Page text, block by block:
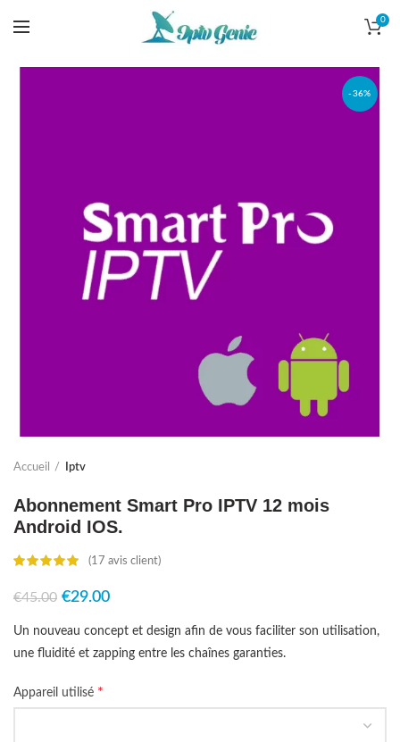
0
-36%
Accueil Iptv
Abonnement Smart Pro IPTV 12 mois
Android IOS.
(17 avis client)
€45.00 Le
initial
était :
€29.00Le
actuel
est :
Un nouveau concept et design afin de vous faciliter son utilisation,
une fluidité et zapping entre les chaînes garanties.
Appareil utilisé *